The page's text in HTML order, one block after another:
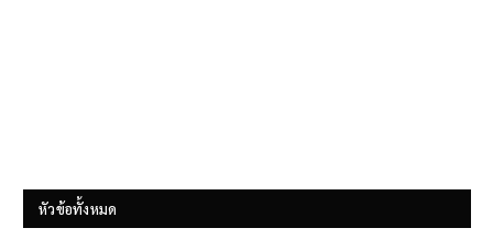
หัวข้อทั้งหมด